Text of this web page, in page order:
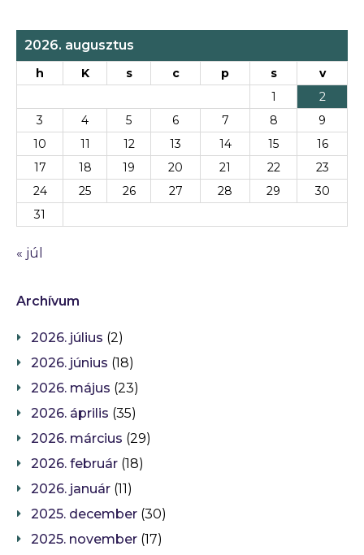
2026. augusztus
h K s c p s
v
1
2
3
4 5 6 7 8
9
10
11 12 13 14 15
16
17
18 19 20 21 22
23
24
25 26 27 28 29
30
31
« júl
Archívum
2026. július (2)
2026. június (18)
2026. május (23)
2026. április (35)
2026. március (29)
2026. február (18)
2026. január (11)
2025. december (30)
2025. november (17)